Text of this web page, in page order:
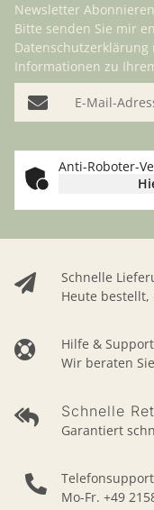
Schnelle
Heute
Hilfe & Support
Wir beraten
Schnelle
Garantiert
Telefonsupport
Mo-Fr. +49
Newsletter Abonnieren
Bitte senden Sie mir
Datenschutzerklärung
Informationen zu
E-Mail-Adresse
Anti-Roboter-